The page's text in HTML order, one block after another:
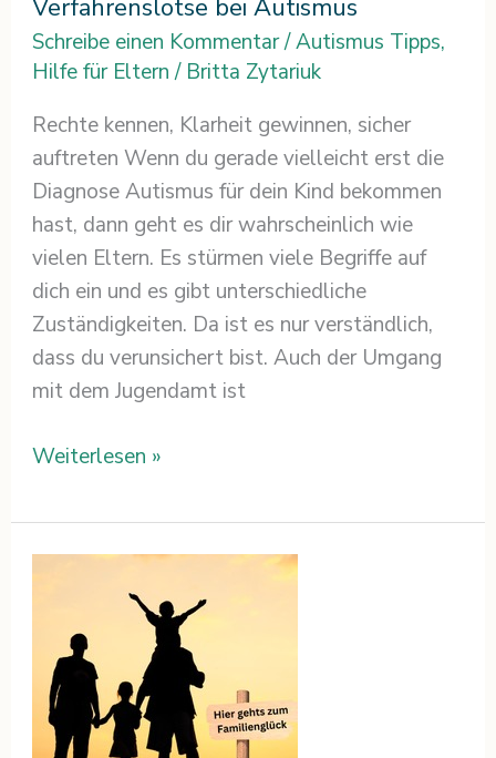
Verfahrenslotse bei Autismus
Schreibe einen Kommentar/Autismus Tipps,
Hilfe für Eltern/ Britta Zytariuk
Rechte kennen, Klarheit gewinnen, sicher
auftreten Wenn du gerade vielleicht erst die
Diagnose Autismus für dein Kind bekommen
hast, dann geht es dir wahrscheinlich wie
vielen Eltern. Es stürmen viele Begriffe auf
dich ein und es gibt unterschiedliche
Zuständigkeiten. Da ist es nur verständlich,
dass du verunsichert bist. Auch der Umgang
mit dem Jugendamt ist
Weiterlesen »
nicht
alleine
durch